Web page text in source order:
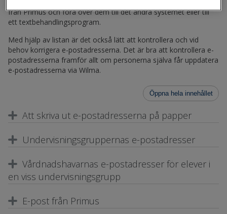
från Primus och föra över dem till det andra systemet eller till
ett textbehandlingsprogram.
Med hjälp av listan är det också lätt att kontrollera och vid
behov korrigera e-postadresserna. Det är bra att kontrollera e-
postadresserna framför allt om personerna själva får uppdatera
e-postadresserna via Wilma.
Öppna hela innehållet
Att skriva ut e-postadresserna på papper
Undervisningsgruppernas e-postadresser
Vårdnadshavarnas e-postadresser för elever i
en viss undervisningsgrupp
E-post från Primus